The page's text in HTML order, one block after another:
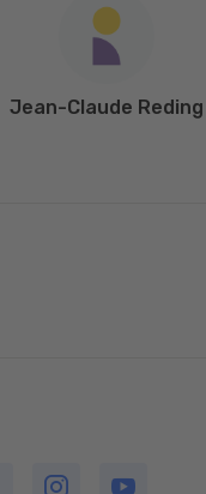
Jean-Claude Reding